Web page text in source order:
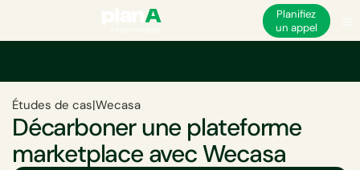
Planifiez
un appel
Études de cas|Wecasa
Décarboner une plateforme
marketplace avec Wecasa